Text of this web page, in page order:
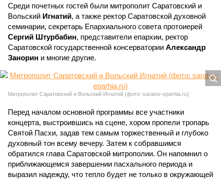
Среди почетных гостей были митрополит Саратовский и
Вольский Игнатий, а также ректор Саратовской духовной
семинарии, секретарь Епархиального совета протоиерей
Сергий Штурбабин, представители епархии, ректор
Саратовской государственной консерватории Александр
Занорин и многие другие.
Митрополит Саратовский и Вольский Игнатий (фото: saratov-eparhia.ru)
Перед началом основной программы все участники
концерта, выстроившись на сцене, хором пропели тропарь
Святой Пасхи, задав тем самым торжественный и глубоко
духовный тон всему вечеру. Затем к собравшимся
обратился глава Саратовской митрополии. Он напомнил о
приближающемся завершении пасхального периода и
выразил надежду, что тепло будет не только в окружающей